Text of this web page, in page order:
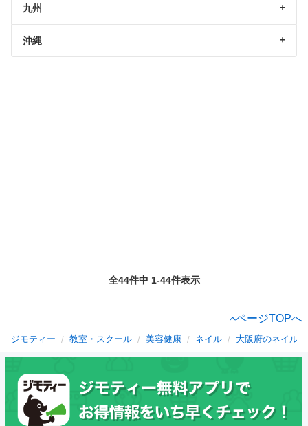
九州
沖縄
全44件中 1-44件表示
ページTOPへ
ジモティー 教室・スクール 美容健康 ネイル 大阪府のネイル